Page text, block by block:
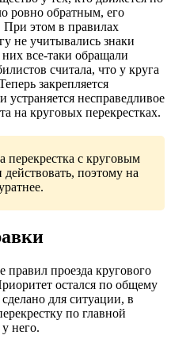
ровно обратным, его
При этом в правилах
не учитывались знаки
все-таки обращали
считала, что у круга
закрепляется
устраняется несправедливое
на круговых перекрестках.
перекрестка с круговым
поэтому на
правил проезда кругового
остался по общему
для ситуации, в
по главной
него.